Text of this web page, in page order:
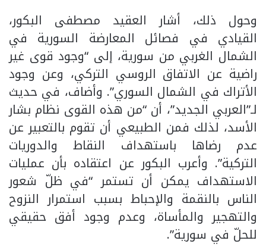
وحول ذلك، أشار العقيد مصطفى البكور،
القيادي في فصائل المعارضة السورية في
الشمال الغربي من سورية، إلى “وجود قوى غير
راضية عن الاتفاق الروسي التركي، وعن وجود
الأتراك في الشمال السوري”. وأضاف، في حديث
لـ”العربي الجديد”، أن “من هذه القوى نظام بشار
الأسد، لذلك فمن الطبيعي أن تقوم بالتعبير عن
عدم رضاها باستهداف النقاط والدوريات
التركية”. وأعرب البكور عن اعتقاده بأن عمليات
الاستهداف يمكن أن تستمر “في ظلّ شعور
الناس بالنقمة والإحباط بسبب استمرار النزوح
والتهجير والمأساة، وعدم وجود أفق حقيقي
للحلّ في سورية”.